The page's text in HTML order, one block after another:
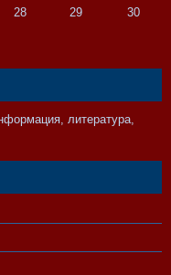
28 29
30
литература,